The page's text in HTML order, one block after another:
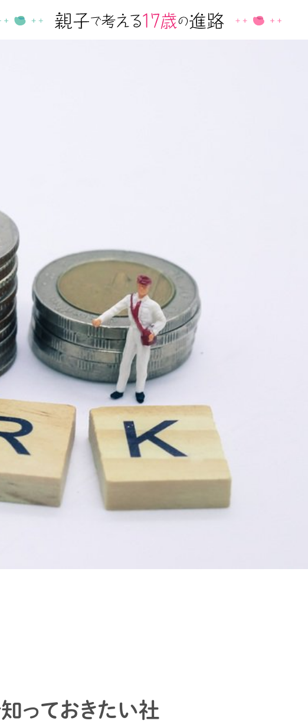
知っておきたい社